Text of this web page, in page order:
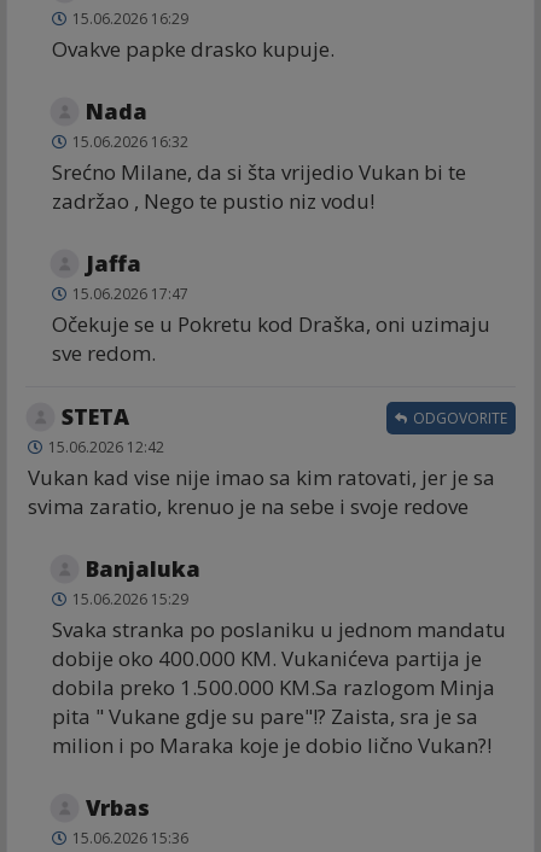
15.06.2026 16:29
Ovakve papke drasko kupuje.
Nada
15.06.2026 16:32
Srećno Milane, da si šta vrijedio Vukan bi te
zadržao , Nego te pustio niz vodu!
Jaffa
15.06.2026 17:47
Očekuje se u Pokretu kod Draška, oni uzimaju
sve redom.
STETA
15.06.2026 12:42
Vukan kad vise nije imao sa kim ratovati, jer je sa
svima zaratio, krenuo je na sebe i svoje redove
ODGOVORITE
Banjaluka
15.06.2026 15:29
Svaka stranka po poslaniku u jednom mandatu
dobije oko 400.000 KM. Vukanićeva partija je
dobila preko 1.500.000 KM.Sa razlogom Minja
pita " Vukane gdje su pare"!? Zaista, sra je sa
milion i po Maraka koje je dobio lično Vukan?!
Vrbas
15.06.2026 15:36